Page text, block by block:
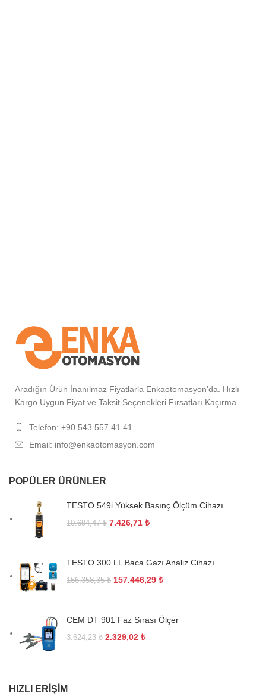
Aradığın Ürün İnanılmaz Fiyatlarla Enkaotomasyon'da. Hızlı
Kargo Uygun Fiyat ve Taksit Seçenekleri Fırsatları Kaçırma.
Telefon: +90 543 557 41 41
Email: info@enkaotomasyon.com
POPÜLER ÜRÜNLER
TESTO 549i Yüksek Basınç Ölçüm Cihazı
10.694,47₺ 7.426,71 ₺
TESTO 300 LL Baca Gazı Analiz Cihazı
166.358,35₺ 157.446,29 ₺
CEM DT 901 Faz Sırası Ölçer
3.624,23₺ 2.329,02 ₺
HIZLI ERIŞIM